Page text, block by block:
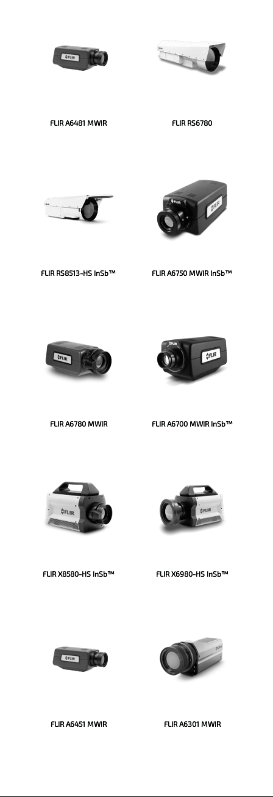
FLIR A6481 MWIR FLIR RS6780
FLIR RS8513-HS InSb™ FLIR A6750 MWIR InSb™
FLIR A6780 MWIR FLIR A6700 MWIR InSb™
FLIR X8580-HS InSb™ FLIR X6980-HS InSb™
FLIR A6451 MWIR FLIR A6301 MWIR